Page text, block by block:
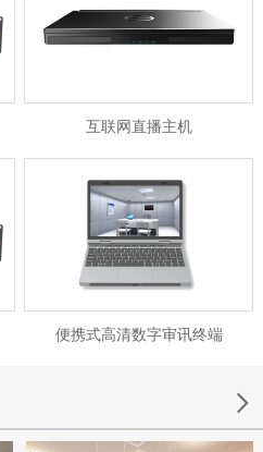
互联网直播主机
便携式高清数字审讯终端
